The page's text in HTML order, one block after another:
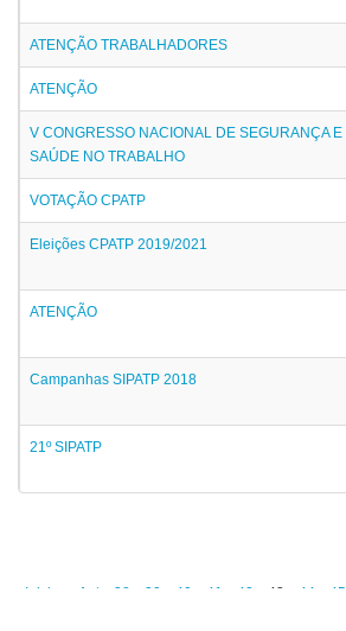
ATENÇÃO TRABALHADORES
ATENÇÃO
V CONGRESSO NACIONAL DE SEGURANÇA E
SAÚDE NO TRABALHO
VOTAÇÃO CPATP
Eleições CPATP 2019/2021
ATENÇÃO
Campanhas SIPATP 2018
21º SIPATP
Iniciar Ant 38 39 40 41 42 43 44 45